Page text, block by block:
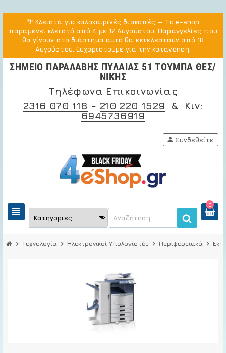
🌴 Κλειστά για καλοκαιρινές διακοπές — Το e-shop
παραμένει κλειστό από 4 με 17 Αυγούστου. Παραγγελίες που
θα γίνουν στο διάστημα αυτό θα εκτελεστούν από 18
Αυγούστου. Ευχαριστούμε για την κατανόηση.
ΣΗΜΕΙΟ ΠΑΡΑΛΑΒΗΣ ΠΥΛΑΙΑΣ 51 ΤΟΥΜΠΑ ΘΕΣ/
ΝΙΚΗΣ
Τηλέφωνα Επικοινωνίας
2316 070 118 - 210 220 1529 & Κιν:
6945736919
view_headline
0
person Συνδεθείτε
chevron_right Τεχνολογία chevron_right Ηλεκτρονικοί Υπολογιστές chevron_right Περιφερειακά chevron_right